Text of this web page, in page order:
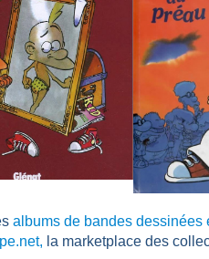
albums de bandes dessinées
la marketplace des